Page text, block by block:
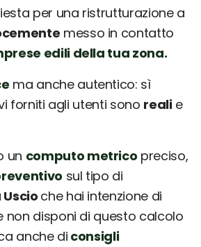
per una ristrutturazione a
messo in contatto
edili della tua zona.
ma anche autentico: sì
forniti agli utenti sono realie
un computo metrico preciso,
sul tipo di
Uscio che hai intenzione di
non disponi di questo calcolo
anche di consigli